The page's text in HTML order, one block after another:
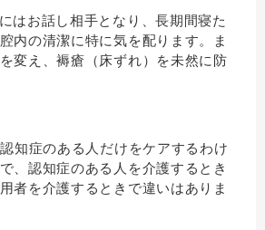
はお話し相手となり、長期間寝た
内の清潔に特に気を配ります。ま
変え、褥瘡（床ずれ）を未然に防
知症のある人だけをケアするわけ
、認知症のある人を介護するとき
者を介護するときで違いはありま